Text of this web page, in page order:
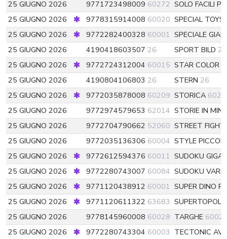
25 GIUGNO 2026
9771723498009 60272 SOLO FACILI
25 GIUGNO 2026
9778315914008 60020 SPECIAL TOYS
25 GIUGNO 2026
9772282400328 60001 SPECIALE
25 GIUGNO 2026
4190418603507 26 SPORT BILD 26
25 GIUGNO 2026
9772724312004 60015 STAR COLOR
25 GIUGNO 2026
4190804106803 26 STERN 26
25 GIUGNO 2026
9772035878008 60209 STORICA
25 GIUGNO 2026
9772974579653 62014 STORIE IN
25 GIUGNO 2026
9772704790662 52060 STREET
25 GIUGNO 2026
9772035136306 60004 STYLE
25 GIUGNO 2026
9772612594376 60011 SUDOKU
25 GIUGNO 2026
9772280743007 60084 SUDOKU
25 GIUGNO 2026
9771120438912 60001 SUPER DINO
25 GIUGNO 2026
9771120611322 63683
25 GIUGNO 2026
9778145960008 60028 TARGHE
25 GIUGNO 2026
9772280743304 60003 TECTONIC